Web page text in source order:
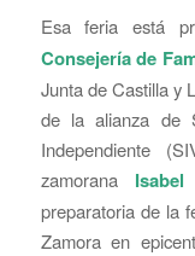
Esa feria está
Consejería de
Junta de Castilla y
de la alianza de
Independiente
zamoranaIsabel
preparatoria de la
Zamora en